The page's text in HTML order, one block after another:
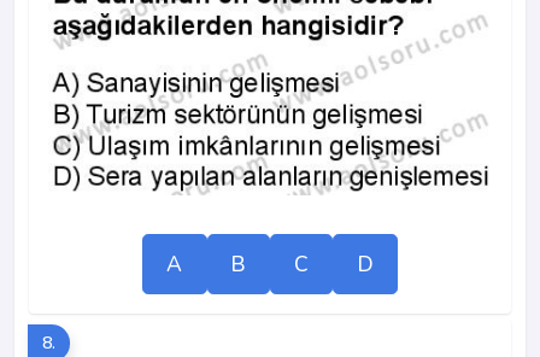
A B C D
8.